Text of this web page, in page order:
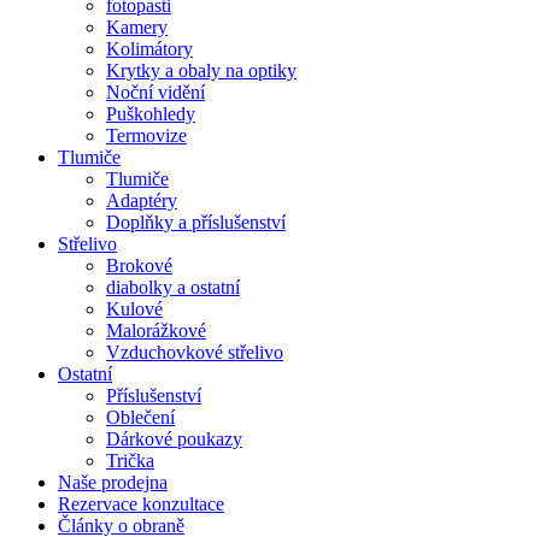
fotopasti
Kamery
Kolimátory
Krytky a obaly na optiky
Noční vidění
Puškohledy
Termovize
Tlumiče
Tlumiče
Adaptéry
Doplňky a příslušenství
Střelivo
Brokové
diabolky a ostatní
Kulové
Malorážkové
Vzduchovkové střelivo
Ostatní
Příslušenství
Oblečení
Dárkové poukazy
Trička
Naše prodejna
Rezervace konzultace
Články o obraně